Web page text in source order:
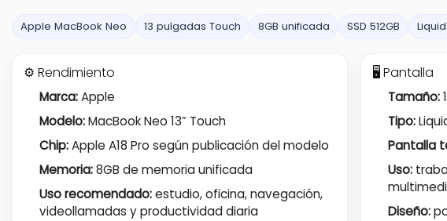
Apple MacBook Neo 13 pulgadas Touch 8GB unificada SSD 512GB
⚙️ Rendimiento
Marca:Apple
Modelo:MacBook Neo 13” Touch
Chip:Apple A18 Pro según publicación del modelo
Memoria:8GB de memoria unificada
Uso recomendado:estudio, oficina, navegación,
videollamadas y productividad diaria
🖥️ Pantalla
Tamaño:
Tipo:
Pantalla
Uso:
Diseño: